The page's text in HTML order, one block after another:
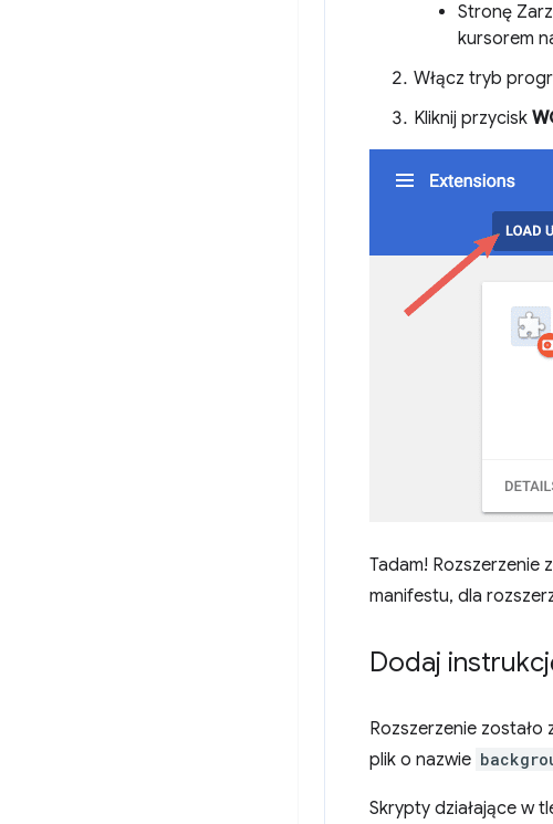
Stronę
kursorem
Włącz tryb
Kliknij przycisk
Tadam! Rozszerzenie
manifestu, dla
Dodaj
Rozszerzenie
plik o nazwie
Skrypty działające w